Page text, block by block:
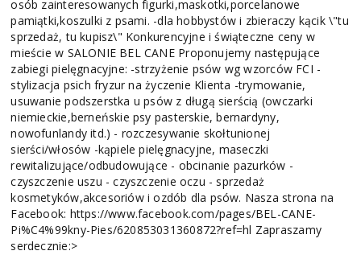
osób zainteresowanych figurki,maskotki,porcelanowe
pamiątki,koszulki z psami. -dla hobbystów i zbieraczy kącik \"tu
sprzedaż, tu kupisz\" Konkurencyjne i świąteczne ceny w
mieście w SALONIE BEL CANE Proponujemy następujące
zabiegi pielęgnacyjne: -strzyżenie psów wg wzorców FCI -
stylizacja psich fryzur na życzenie Klienta -trymowanie,
usuwanie podszerstka u psów z długą sierścią (owczarki
niemieckie,berneńskie psy pasterskie, bernardyny,
nowofunlandy itd.) - rozczesywanie skołtunionej
sierści/włosów -kąpiele pielęgnacyjne, maseczki
rewitalizujące/odbudowujące - obcinanie pazurków -
czyszczenie uszu - czyszczenie oczu - sprzedaż
kosmetyków,akcesoriów i ozdób dla psów. Nasza strona na
Facebook: https://www.facebook.com/pages/BEL-CANE-
Pi%C4%99kny-Pies/620853031360872?ref=hl Zapraszamy
serdecznie:>